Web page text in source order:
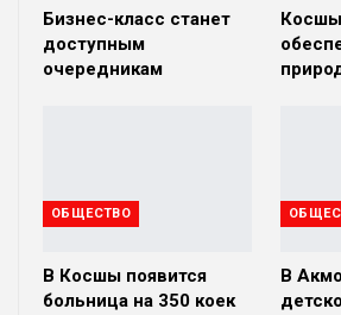
Бизнес-класс станет
доступным
очередникам
Косшы
ОБЩЕСТВО
В Косшы появится
больница на 350 коек
В